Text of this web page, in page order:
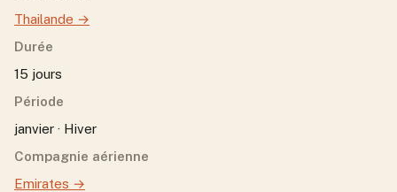
Thailande →
Durée
15 jours
Période
janvier · Hiver
Compagnie aérienne
Emirates →